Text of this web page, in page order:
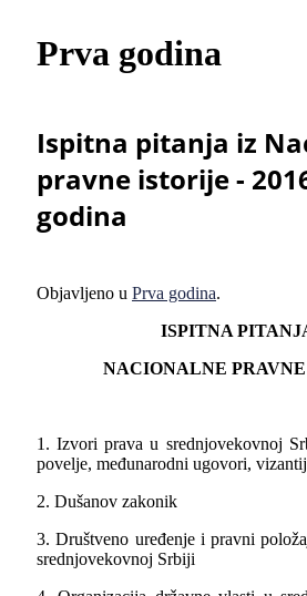
Prva godina
Ispitna pitanja iz
pravne istorije -
godina
Objavljeno u Prva godina.
ISPITNA
NACIONALNE
1. Izvori prava u srednjovekovnoj
povelјe, međunarodni ugovori,
2. Dušanov zakonik
3. Društveno uređenje i pravni
srednjovekovnoj Srbiji